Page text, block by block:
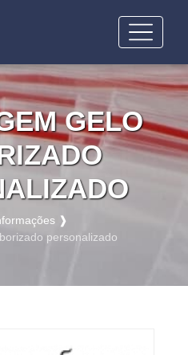
GELO
❱
personalizado